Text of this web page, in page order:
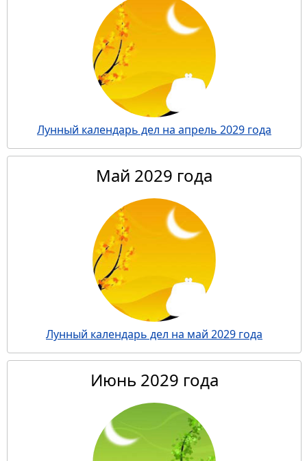
Лунный календарь дел на апрель 2029 года
Май 2029 года
Лунный календарь дел на май 2029 года
Июнь 2029 года